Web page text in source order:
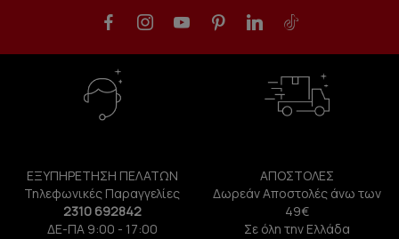
ΕΞΥΠΗΡΕΤΗΣΗ ΠΕΛΑΤΩΝ
Τηλεφωνικές Παραγγελίες
2310 692842
ΔΕ-ΠΑ 9:00 - 17:00
ΑΠΟΣΤΟΛΕΣ
Δωρεάν Αποστολές άνω των
49€
Σε όλη την Ελλάδα